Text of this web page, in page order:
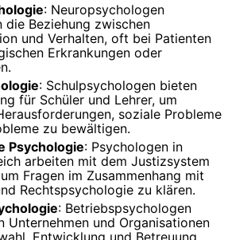
: Neuropsychologen
die Beziehung zwischen
und Verhalten, oft bei Patienten
Erkrankungen oder
: Schulpsychologen bieten
für Schüler und Lehrer, um
soziale Probleme
zu bewältigen.
Psychologie: Psychologen in
arbeiten mit dem Justizsystem
Fragen im Zusammenhang mit
Rechtspsychologie zu klären.
: Betriebspsychologen
Unternehmen und Organisationen
Entwicklung und Betreuung